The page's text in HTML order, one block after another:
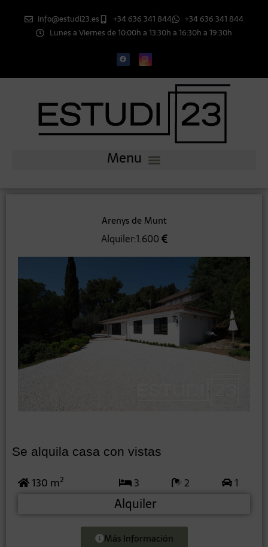
info@estudi23.es +34 636 341 844
+34 636 341 844
Lunes a Viernes de 10:00h a 13:30h a 16:30h a 19:30h
Arenys de Munt
Alquiler:1.600
Se alquila casa con vistas
130 m2 3 2 1
Alquiler
Más Información